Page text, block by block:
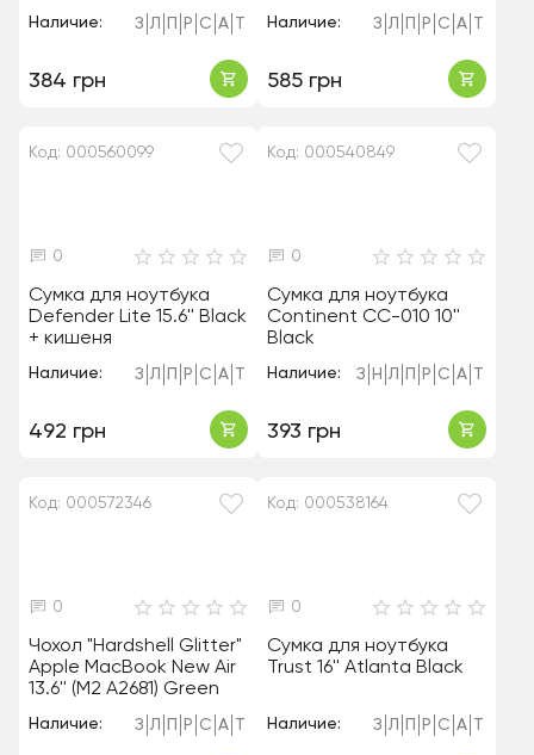
Наличие: З Л Р С А
384 грн
Наличие: З Л Р С А
585 грн
Код: 000560099
0
Сумка для ноутбука
Defender Lite 15.6'' Black
+ кишеня
Наличие: З Л Р С А
492 грн
Код: 000540849
0
Сумка для ноутбука
Continent CC-010 10''
Black
Наличие: З Н Л Р С А
393 грн
Код: 000572346
0
Чохол "Hardshell Glitter"
Apple MacBook New Air
13.6'' (M2 A2681) Green
Наличие: З Л Р С А
Код: 000538164
0
Сумка для ноутбука
Trust 16'' Atlanta Black
Наличие: З Л Р С А